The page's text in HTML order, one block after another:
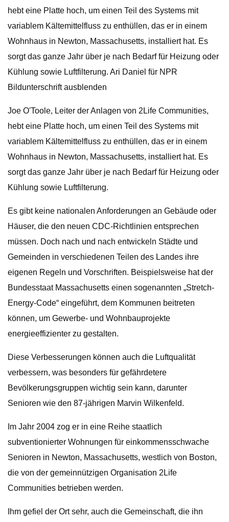
hebt eine Platte hoch, um einen Teil des Systems mit
variablem Kältemittelfluss zu enthüllen, das er in einem
Wohnhaus in Newton, Massachusetts, installiert hat. Es
sorgt das ganze Jahr über je nach Bedarf für Heizung oder
Kühlung sowie Luftfilterung. Ari Daniel für NPR
Bildunterschrift ausblenden
Joe O'Toole, Leiter der Anlagen von 2Life Communities,
hebt eine Platte hoch, um einen Teil des Systems mit
variablem Kältemittelfluss zu enthüllen, das er in einem
Wohnhaus in Newton, Massachusetts, installiert hat. Es
sorgt das ganze Jahr über je nach Bedarf für Heizung oder
Kühlung sowie Luftfilterung.
Es gibt keine nationalen Anforderungen an Gebäude oder
Häuser, die den neuen CDC-Richtlinien entsprechen
müssen. Doch nach und nach entwickeln Städte und
Gemeinden in verschiedenen Teilen des Landes ihre
eigenen Regeln und Vorschriften. Beispielsweise hat der
Bundesstaat Massachusetts einen sogenannten „Stretch-
Energy-Code“ eingeführt, dem Kommunen beitreten
können, um Gewerbe- und Wohnbauprojekte
energieeffizienter zu gestalten.
Diese Verbesserungen können auch die Luftqualität
verbessern, was besonders für gefährdetere
Bevölkerungsgruppen wichtig sein kann, darunter
Senioren wie den 87-jährigen Marvin Wilkenfeld.
Im Jahr 2004 zog er in eine Reihe staatlich
subventionierter Wohnungen für einkommensschwache
Senioren in Newton, Massachusetts, westlich von Boston,
die von der gemeinnützigen Organisation 2Life
Communities betrieben werden.
Ihm gefiel der Ort sehr, auch die Gemeinschaft, die ihn